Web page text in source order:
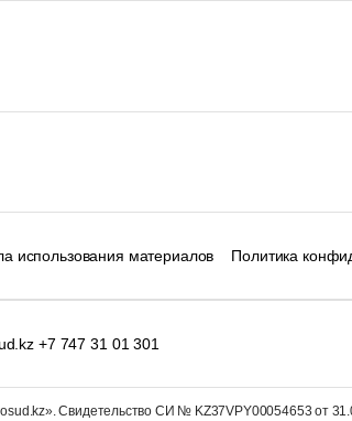
использования материалов Политика
+7 747 31 01 301
Свидетельство СИ № KZ37VPY00054653 от